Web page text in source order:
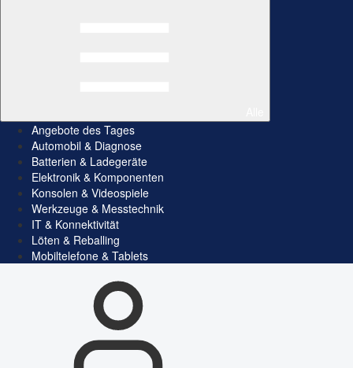
Angebote des Tages
Automobil & Diagnose
Batterien & Ladegeräte
Elektronik & Komponenten
Konsolen & Videospiele
Werkzeuge & Messtechnik
IT & Konnektivität
Löten & Reballing
Mobiltelefone & Tablets